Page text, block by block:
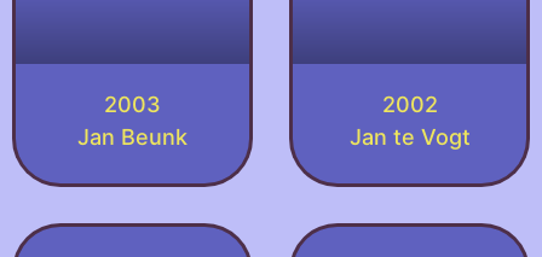
2003
Jan Beunk
2002
Jan te Vogt